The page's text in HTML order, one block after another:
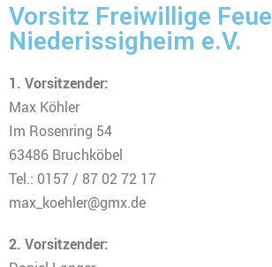
Vorsitz Freiwillige
Niederissigheim e.V.
1. Vorsitzender:
Max Köhler
Im Rosenring 54
63486 Bruchköbel
Tel.: 0157 / 87 02 72 17
max_koehler@gmx.de
2. Vorsitzender: